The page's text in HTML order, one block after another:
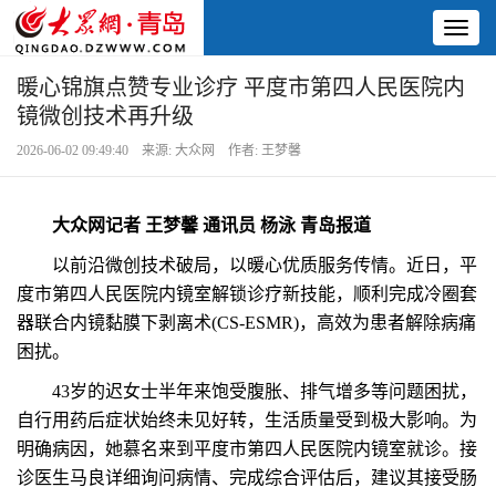
暖心锦旗点赞专业诊疗 平度市第四人民医院内
镜微创技术再升级
2026-06-02 09:49:40 来源: 大众网 作者: 王梦馨
大众网记者 王梦馨 通讯员 杨泳 青岛报道
以前沿微创技术破局，以暖心优质服务传情。近日，平
度市第四人民医院内镜室解锁诊疗新技能，顺利完成冷圈套
器联合内镜黏膜下剥离术(CS-ESMR)，高效为患者解除病痛
困扰。
43岁的迟女士半年来饱受腹胀、排气增多等问题困扰，
自行用药后症状始终未见好转，生活质量受到极大影响。为
明确病因，她慕名来到平度市第四人民医院内镜室就诊。接
诊医生马良详细询问病情、完成综合评估后，建议其接受肠